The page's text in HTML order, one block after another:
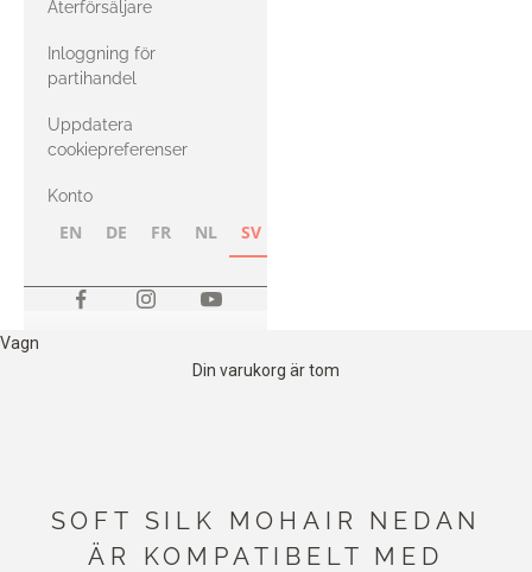
med Heavy
Merino
Återförsäljare
Inloggning för
partihandel
Uppdatera
cookiepreferenser
Konto
EN DE FR NL SV
Vagn
Din varukorg är tom
SOFT SILK MOHAIR NEDAN
ÄR KOMPATIBELT MED